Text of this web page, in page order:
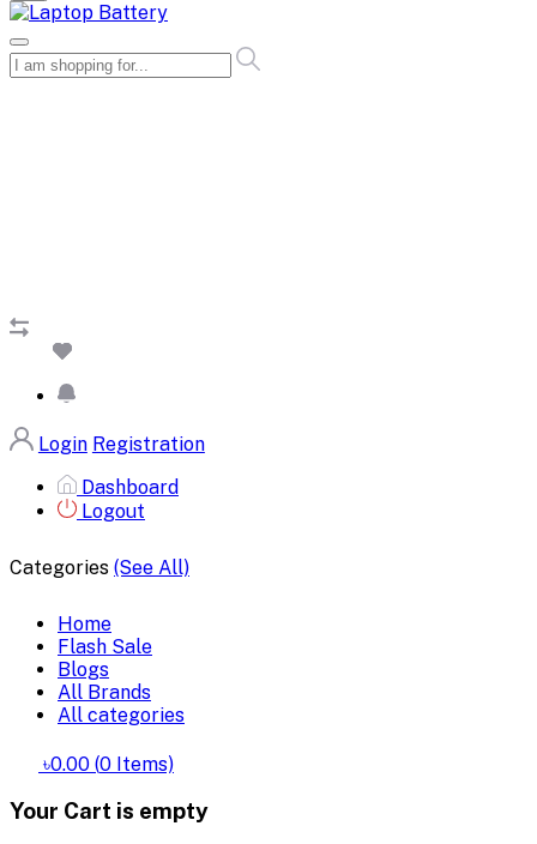
Login Registration
Dashboard
Logout
Categories (See All)
Home
Flash Sale
Blogs
All Brands
All categories
৳0.00 (0 Items)
Your Cart is empty